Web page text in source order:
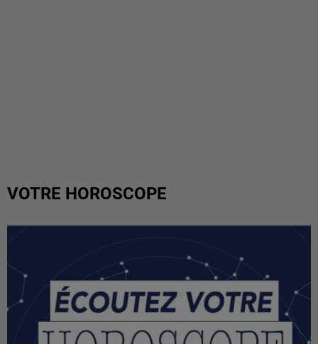
VOTRE HOROSCOPE